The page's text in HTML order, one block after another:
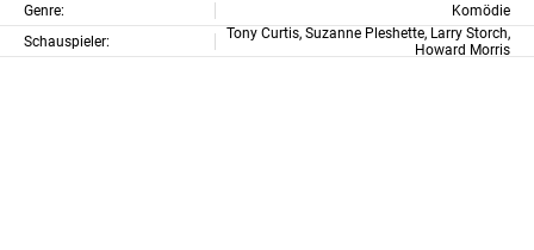
Genre:
Komödie
Schauspieler:
Tony Curtis, Suzanne Pleshette, Larry Storch,
Howard Morris